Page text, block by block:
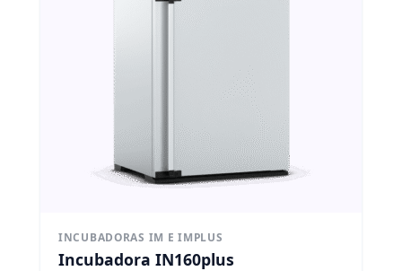
INCUBADORAS IM E IMPLUS
Incubadora IN160plus